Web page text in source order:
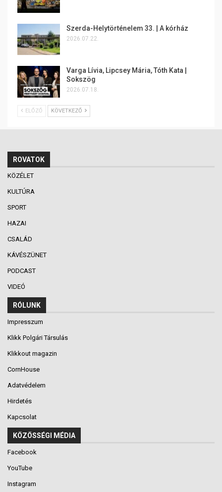
Szerda-Helytörténelem 33. | A kórház
2026.07.22.
Varga Lívia, Lipcsey Mária, Tóth Kata |
Sokszög
2026.07.18.
ELŐZŐ KÖVETKEZŐ
ROVATOK
KÖZÉLET
KULTÚRA
SPORT
HAZAI
CSALÁD
KÁVÉSZÜNET
PODCAST
VIDEÓ
RÓLUNK
Impresszum
Klikk Polgári Társulás
Klikkout magazin
CornHouse
Adatvédelem
Hirdetés
Kapcsolat
KÖZÖSSÉGI MÉDIA
Facebook
YouTube
Instagram